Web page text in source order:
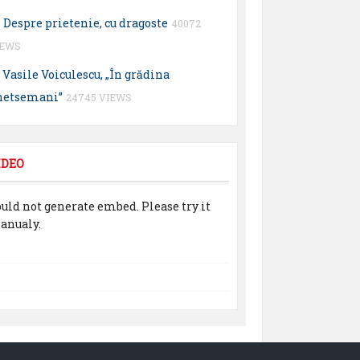
Despre prietenie, cu dragoste 40072
Vasile Voiculescu, „În grădina
24745 VIEWS
not generate embed. Please try it